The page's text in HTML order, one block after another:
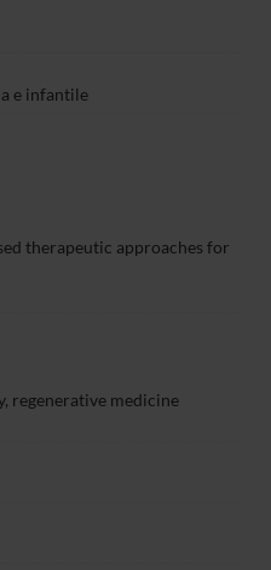
e infantile
therapeutic approaches for
regenerative medicine